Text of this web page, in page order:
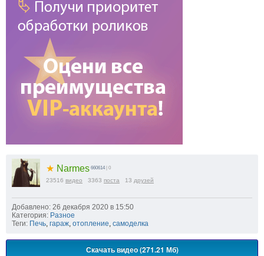
★ Narmes 660614 | 0
23516 видео 3363 поста 13 друзей
Добавлено: 26 декабря 2020 в 15:50
Категория: Разное
Теги: Печь, гараж, отопление, самоделка
Скачать видео (271.21 Мб)